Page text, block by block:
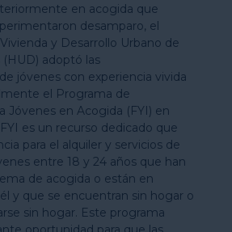
en acogida que
desamparo, el
y Desarrollo Urbano de
adoptó las
jóvenes con experiencia vivida
el Programa de
Jóvenes en Acogida (FYI) en
es un recurso dedicado que
para el alquiler y servicios de
entre 18 y 24 años que han
de acogida o están en
y que se encuentran sin hogar o
sin hogar. Este programa